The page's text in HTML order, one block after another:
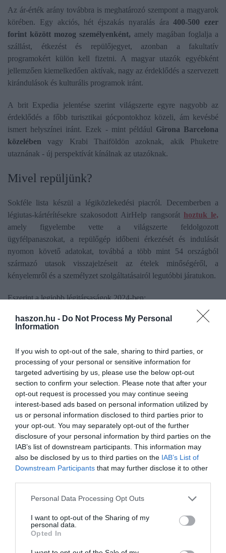
haszon.hu - Do Not Process My Personal
Information
If you wish to opt-out of the sale, sharing to third parties, or
processing of your personal or sensitive information for
targeted advertising by us, please use the below opt-out
section to confirm your selection. Please note that after your
opt-out request is processed you may continue seeing
interest-based ads based on personal information utilized by
us or personal information disclosed to third parties prior to
your opt-out. You may separately opt-out of the further
disclosure of your personal information by third parties on the
IAB’s list of downstream participants. This information may
also be disclosed by us to third parties on the IAB’s List of
Downstream Participants that may further disclose it to other
Please note that this website/app uses one or more Google
not limited to your visit or usage behaviour. You may click to
grant or deny consent to Google and its third-party tags to
use your data for below specified purposes in below Google
consent section.
Personal Data Processing Opt Outs
I want to opt-out of the Sharing of my
personal data.
Opted In
Az ár-érték arány továbbra is meghatározó szempont a magyarok
körében. Egy akciós, hét éjszakás nyaralás ára400-500 ezer
forint között mozog személyenként, amely magában foglalja a
szállást, étkezést és repülőjegyet, azonban a fakultatív
programokért külön kell fizetni. A magyar utazók egyébként
jellemzően kiemelkedően aktívak, nagy az érdeklődés a szervezett
kirándulások és kulturális programok iránt.
A brit Expedia jelentése szerint világszerte egyre nagyobb az
érdeklődés a főbb turisztikai gócpontokhoz közeli, ám kevésbé
ismert helyszínei iránt. Ezek - mint például Girona Barcelona
közelében vagy Krabi Thaiföldön azoknak, akik Phuketre
utaznának - új perspektívát kínálnak az utazóknak.
Mivel repüljünk?
Sokféle lista készül a légiközlekedési piacról. Decemberben a
légiutas-kártérítésekre szakosodott AirHelp rangsorát hoztuk le,
amely figyelembe vette a világszerte feldolgozott
ügyfélpanaszokat, a repülőgép időbeni érkezését és indulását
nyomon követő adatokat, továbbá a több mint 54 országból
származó utasok visszajelzéseit az ételek minőségéről, a
kényelemről és a személyzet szolgáltatásairól legutóbbi járatukon.
Eszerint a legjobb légitársaságok 2024-ben:
2. Qatar Airways
A legrosszabbak:
1. Tunisair
2. Buzz (A Ryanair leányvállalata)
3. Nouvelair
nyaralás turizmus trendek idegenforgalom
szabadság barcelona